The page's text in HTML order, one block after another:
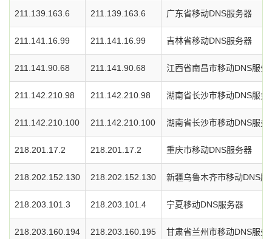
211.139.163.6 211.139.163.6 广东省移动DNS服务器
211.141.16.99 211.141.16.99 吉林省移动DNS服务器
211.141.90.68 211.141.90.68 江西省南昌市移动DNS服务
211.142.210.98 211.142.210.98 湖南省长沙市移动DNS服务
211.142.210.100 211.142.210.100 湖南省长沙市移动DNS服务
218.201.17.2 218.201.17.2 重庆市移动DNS服务器
218.202.152.130 218.202.152.130 新疆乌鲁木齐市移动DNS服
218.203.101.3 218.203.101.4 宁夏移动DNS服务器
218.203.160.194 218.203.160.195 甘肃省兰州市移动DNS服务